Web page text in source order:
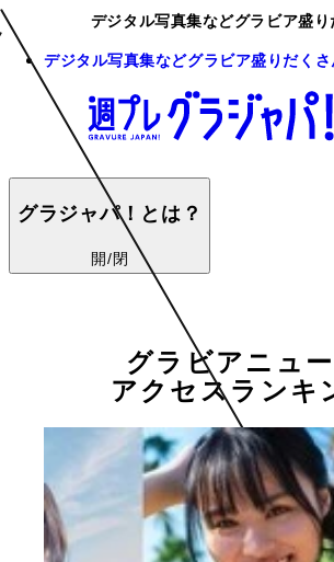
デジタル写真集などグラビア盛
デジタル写真集などグラビア盛りだくさ
グラジャパ！とは？
開/閉
グラビアニュ
アクセスランキ